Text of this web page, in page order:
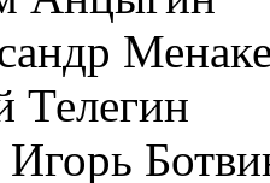
Телегин